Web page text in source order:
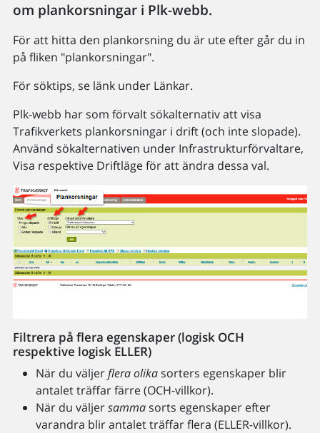
om plankorsningar i Plk-webb.
För att hitta den plankorsning du är ute efter går du in
på fliken "plankorsningar".
För söktips, se länk under Länkar.
Plk-webb har som förvalt sökalternativ att visa
Trafikverkets plankorsningar i drift (och inte slopade).
Använd sökalternativen under Infrastrukturförvaltare,
Visa respektive Driftläge för att ändra dessa val.
Filtrera på flera egenskaper (logisk OCH
respektive logisk ELLER)
När du väljerflera olikasorters egenskaper blir
antalet träffar färre (OCH-villkor).
När du väljersammasorts egenskaper efter
varandra blir antalet träffar flera (ELLER-villkor).